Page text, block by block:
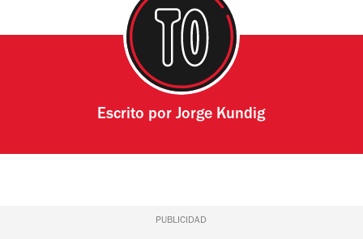
Escrito porJorge Kundig
PUBLICIDAD